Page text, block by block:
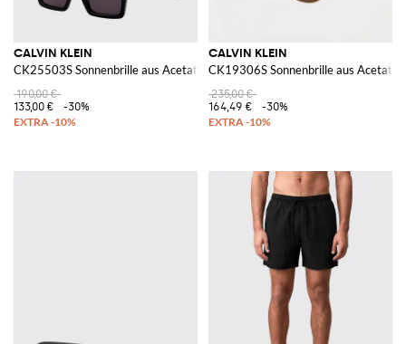
CALVIN KLEIN
CK25503S Sonnenbrille aus Acetat Jeans
190,00 €
133,00 €
-30%
CALVIN KLEIN
CK19306S Sonnenbrille aus Acetat
235,00 €
164,49 €
-30%